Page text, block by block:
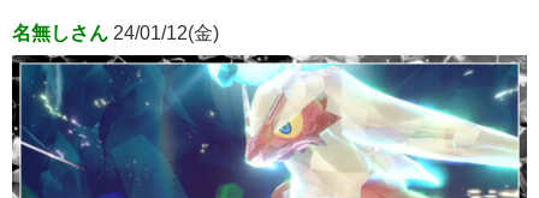
名無しさん 24/01/12(金)